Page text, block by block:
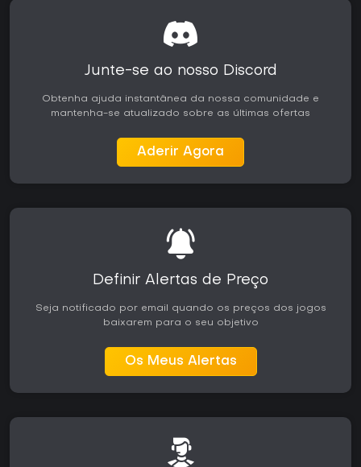
Junte-se ao nosso Discord
Obtenha ajuda instantânea da nossa comunidade e
mantenha-se atualizado sobre as últimas ofertas
Aderir Agora
Definir Alertas de Preço
Seja notificado por email quando os preços dos jogos
baixarem para o seu objetivo
Os Meus Alertas